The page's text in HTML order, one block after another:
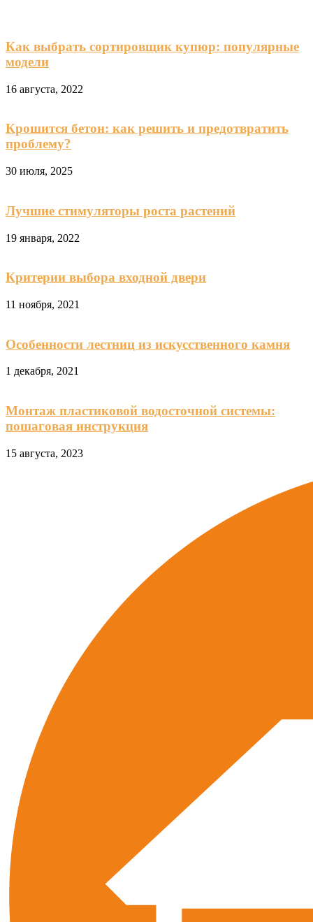
Как выбрать сортировщик купюр: популярные
модели
16 августа, 2022
Крошится бетон: как решить и предотвратить
проблему?
30 июля, 2025
Лучшие стимуляторы роста растений
19 января, 2022
Критерии выбора входной двери
11 ноября, 2021
Особенности лестниц из искусственного камня
1 декабря, 2021
Монтаж пластиковой водосточной системы:
пошаговая инструкция
15 августа, 2023